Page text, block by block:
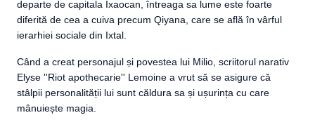
departe de capitala Ixaocan, întreaga sa lume este foarte
diferită de cea a cuiva precum Qiyana, care se află în vârful
ierarhiei sociale din Ixtal.
Când a creat personajul și povestea lui Milio, scriitorul narativ
Elyse ''Riot apothecarie'' Lemoine a vrut să se asigure că
stâlpii personalității lui sunt căldura sa și ușurința cu care
mânuiește magia.